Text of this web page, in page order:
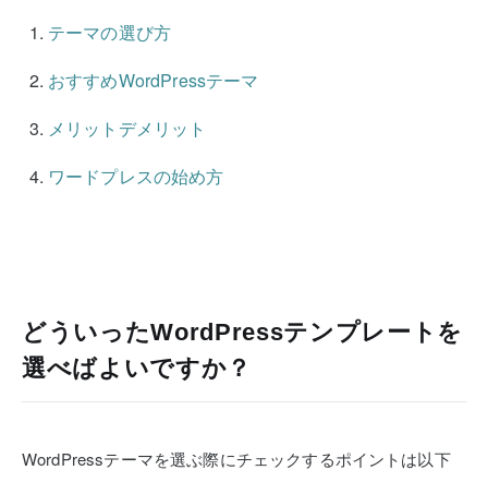
テーマの選び方
おすすめWordPressテーマ
メリットデメリット
ワードプレスの始め方
どういったWordPressテンプレートを
選べばよいですか？
WordPressテーマを選ぶ際にチェックするポイントは以下